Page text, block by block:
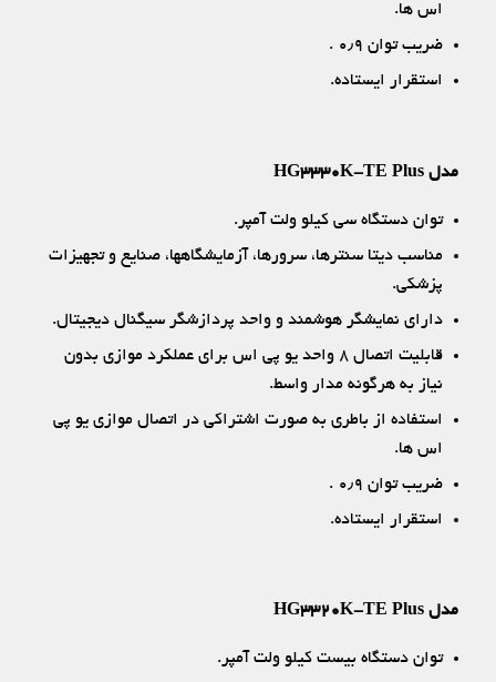
اس ها.
ضریب توان ۰٫۹ .
استقرار ایستاده.
مدل HG3330K-TE Plus
توان دستگاه سی کیلو ولت آمپر.
مناسب دیتا سنترها، سرورها، آزمایشگاهها، صنایع و تجهیزات
پزشکی.
دارای نمایشگر هوشمند و واحد پردازشگر سیگنال دیجیتال.
قابلیت اتصال ۸ واحد یو پی اس برای عملکرد موازی بدون
نیاز به هرگونه مدار واسط.
استفاده از باطری به صورت اشتراکی در اتصال موازی یو پی
اس ها.
ضریب توان ۰٫۹ .
استقرار ایستاده.
مدل HG3320K-TE Plus
توان دستگاه بیست کیلو ولت آمپر.